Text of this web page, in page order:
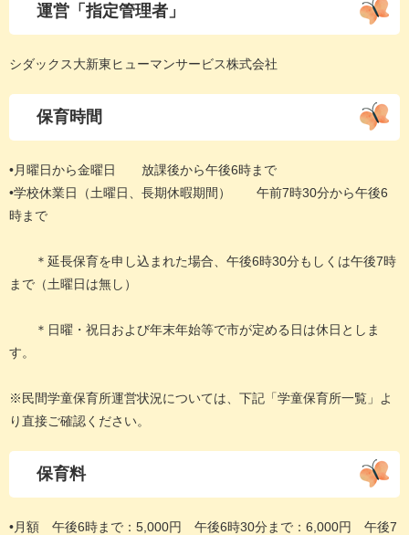
運営「指定管理者」
シダックス大新東ヒューマンサービス株式会社
保育時間
•月曜日から金曜日 放課後から午後6時まで
•学校休業日（土曜日、長期休暇期間） 午前7時30分から午後6
時まで
＊延長保育を申し込まれた場合、午後6時30分もしくは午後7時
まで（土曜日は無し）
＊日曜・祝日および年末年始等で市が定める日は休日としま
す。
※民間学童保育所運営状況については、下記「学童保育所一覧」よ
り直接ご確認ください。
保育料
•月額 午後6時まで：5,000円 午後6時30分まで：6,000円 午後7